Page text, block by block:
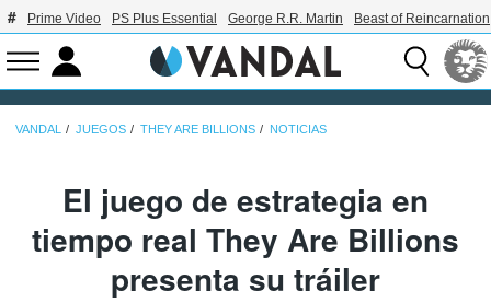
Prime Video PS Plus Essential George R.R. Martin Beast of Reincarnation
VANDAL JUEGOS THEY ARE BILLIONS NOTICIAS
El juego de estrategia en
tiempo real They Are Billions
presenta su tráiler